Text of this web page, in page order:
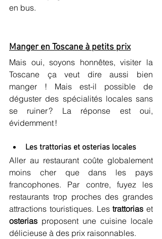
en bus.
Manger en Toscane à petits prix
Mais oui, soyons honnêtes, visiter la
Toscane ça veut dire aussi bien
manger ! Mais est-il possible de
déguster des spécialités locales sans
se ruiner ? La réponse est oui,
évidemment !
Les trattorias et osterias locales
Aller au restaurant coûte globalement
moins cher que dans les pays
francophones. Par contre, fuyez les
restaurants trop proches des grandes
attractions touristiques. Les trattorias
osterias proposent une cuisine locale
délicieuse à des prix raisonnables.